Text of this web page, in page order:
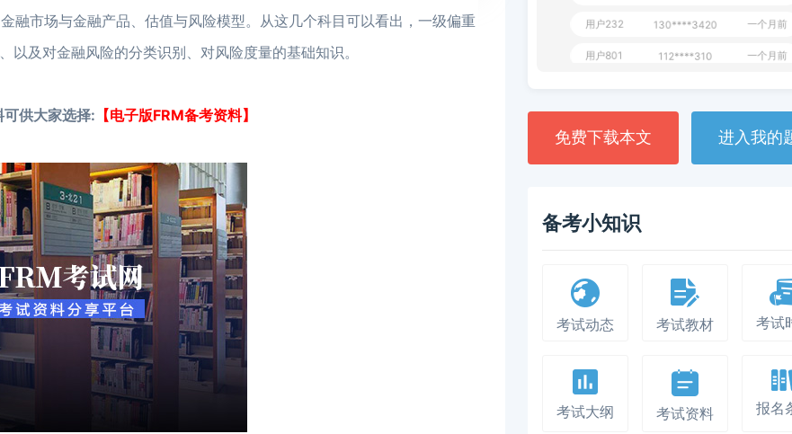
融市场与金融产品、估值与风险模型。从这几个科目可以看出，一级偏重
及对金融风险的分类识别、对风险度量的基础知识。
供大家选择: 【电子版FRM备考资料】 **dAB 130****2737 2024-10-10
用户987 130****6344 2024-09-13
免费下载本文 进入我的
备考小知识
考试动态 考试教材 考试
考试大纲 考试资料 报名